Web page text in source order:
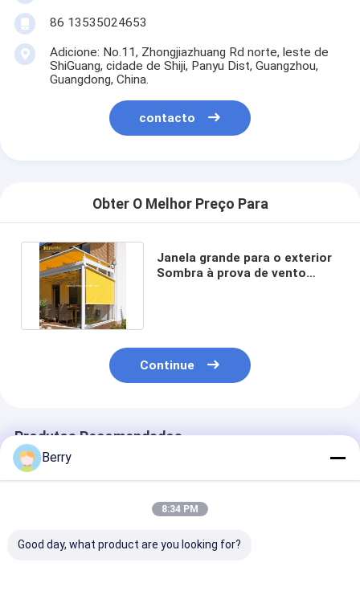
86 13535024653
Adicione: No.11, Zhongjiazhuang Rd norte, leste de
ShiGuang, cidade de Shiji, Panyu Dist, Guangzhou,
Guangdong, China.
contacto
Obter O Melhor Preço Para
Janela grande para o exterior
Sombra à prova de vento
Continue
Produtos Recomendados
Berry
8:34 PM
Good day, what product are you looking for?